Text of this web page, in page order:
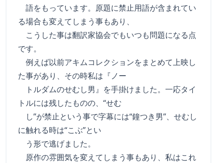
語をもっています。原題に禁止用語が含まれてい
る場合も変えてしまう事もあり、
こうした事は翻訳家協会でもいつも問題になる点
です。
例えば以前アキムコレクションをまとめて上映し
た事があり、その時私は『ノー
トルダムのせむし男』を手掛けました。一応タイ
トルには残したものの、“せむ
し”が禁止という事で字幕には“鐘つき男”、せむし
に触れる時は“こぶ”とい
う形で逃げました。
原作の雰囲気を変えてしまう事もあり、私はこれ